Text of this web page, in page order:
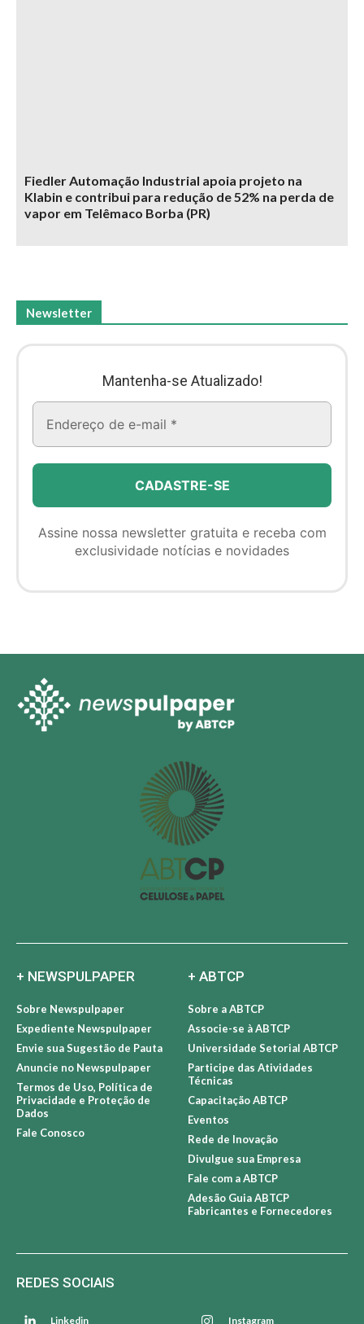
Fiedler Automação Industrial apoia projeto na
Klabin e contribui para redução de 52% na perda de
vapor em Telêmaco Borba (PR)
Newsletter
Mantenha-se Atualizado!
Assine nossa newsletter gratuita e receba com
exclusividade notícias e novidades
+ NEWSPULPAPER
Sobre Newspulpaper
Expediente Newspulpaper
Envie sua Sugestão de Pauta
Anuncie no Newspulpaper
Termos de Uso, Política de
Privacidade e Proteção de
Dados
Fale Conosco
+ ABTCP
Sobre a ABTCP
Associe-se à ABTCP
Universidade Setorial ABTCP
Participe das Atividades
Técnicas
Capacitação ABTCP
Eventos
Rede de Inovação
Divulgue sua Empresa
Fale com a ABTCP
Adesão Guia ABTCP
Fabricantes e Fornecedores
REDES SOCIAIS
Linkedin Instagram